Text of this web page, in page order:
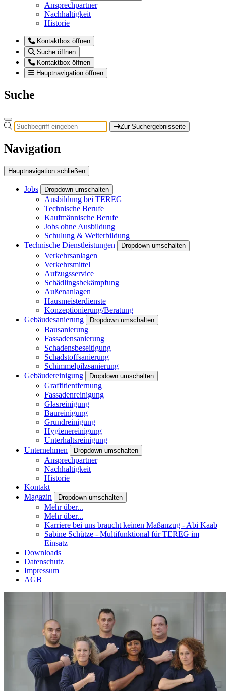
Ansprechpartner
Nachhaltigkeit
Historie
Kontaktbox öffnen
Suche öffnen
Kontaktbox öffnen
Hauptnavigation öffnen
Suche
Zur Suchergebnisseite
Navigation
Hauptnavigation schließen
Jobs Dropdown umschalten
Ausbildung bei TEREG
Technische Berufe
Kaufmännische Berufe
Jobs ohne Ausbildung
Schulung & Weiterbildung
Technische Dienstleistungen
Dropdown umschalten
Verkehrsanlagen
Verkehrsmittel
Aufzugsservice
Schädlingsbekämpfung
Außenanlagen
Hausmeisterdienste
Konzeptionierung/Beratung
Gebäudesanierung
Dropdown umschalten
Bausanierung
Fassadensanierung
Schadensbeseitigung
Schadstoffsanierung
Schimmelpilzsanierung
Gebäudereinigung
Dropdown umschalten
Graffitientfernung
Fassadenreinigung
Glasreinigung
Baureinigung
Grundreinigung
Hygienereinigung
Unterhaltsreinigung
Unternehmen
Dropdown umschalten
Ansprechpartner
Nachhaltigkeit
Historie
Kontakt
Magazin
Dropdown umschalten
Mehr über...
Mehr über...
Karriere bei uns braucht keinen Maßanzug - Abi Kaab
Sabine Schütze - Multifunktional für TEREG im
Einsatz
Downloads
Datenschutz
Impressum
AGB